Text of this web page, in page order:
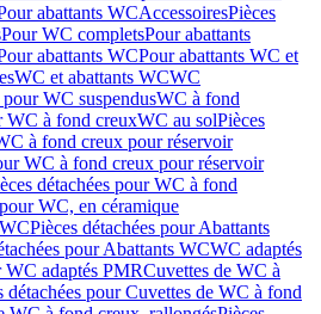
abattants WCAccessoiresPièces
Pour WC completsPour abattants
abattants WCPour abattants WC et
WC et abattants WCWC
pour WC suspendusWC à fond
WC à fond creuxWC au solPièces
à fond creux pour réservoir
WC à fond creux pour réservoir
détachées pour WC à fond
WC, en céramique
Pièces détachées pour Abattants
pour Abattants WCWC adaptés
WC adaptés PMRCuvettes de WC à
détachées pour Cuvettes de WC à fond